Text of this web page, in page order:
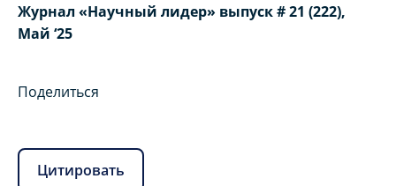
Журнал «Научный лидер» выпуск # 21 (222),
Май ‘25
Поделиться
Цитировать